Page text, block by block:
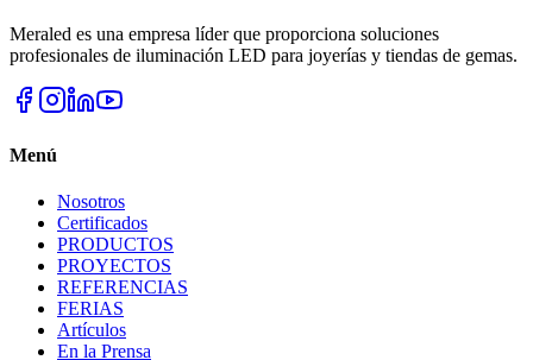
Meraled es una empresa líder que proporciona soluciones
profesionales de iluminación LED para joyerías y tiendas de gemas.
Menú
Nosotros
Certificados
PRODUCTOS
PROYECTOS
REFERENCIAS
FERIAS
Artículos
En la Prensa